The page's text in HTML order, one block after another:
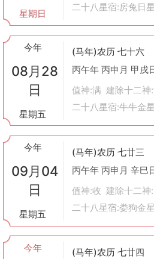
星期日
二十八星宿:房兔日星
今年
08月28
日
星期五
(马年)农历 七十六
丙午年 丙申月 甲戌
值神:满 建除十二神
二十八星宿:牛牛金星
今年
09月04
日
星期五
(马年)农历 七廿三
丙午年 丙申月 辛巳
值神:收 建除十二神
二十八星宿:娄狗金星
今年 (马年)农历 七廿四